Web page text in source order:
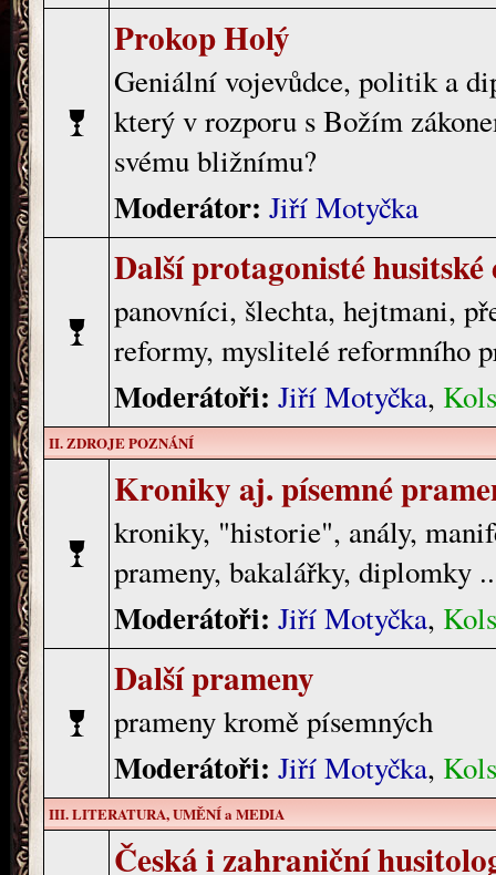
Prokop Holý
Geniální vojevůdce, politik a
který v rozporu s Božím
svému bližnímu?
Moderátor: Jiří Motyčka
Další protagonisté husitské
panovníci, šlechta, hejtmani,
reformy, myslitelé reformního
Moderátoři: Jiří Motyčka,
II. ZDROJE POZNÁNÍ
Kroniky aj. písemné
kroniky, "historie", anály,
prameny, bakalářky, diplomky
Moderátoři: Jiří Motyčka,
Další prameny
prameny kromě písemných
Moderátoři: Jiří Motyčka,
III. LITERATURA, UMĚNÍ a MEDIA
Česká i zahraniční